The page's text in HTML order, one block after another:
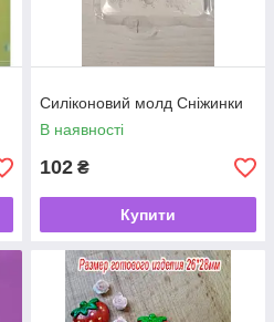
Силіконовий молд Сніжинки
В наявності
102 ₴
Купити